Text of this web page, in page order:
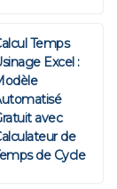
Temps
Excel :
avec
de
de Cycle